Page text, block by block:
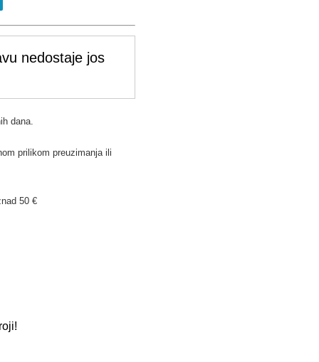
nedostaje jos
dana.
prilikom preuzimanja ili
50 €